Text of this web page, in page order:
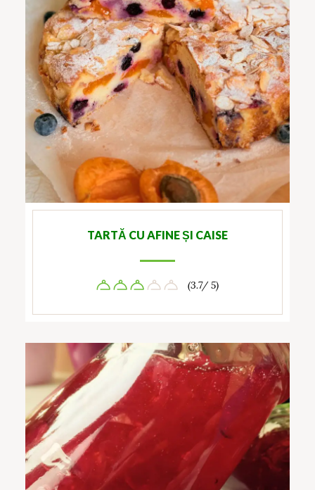
TARTĂ CU AFINE ȘI CAISE
(3.7/ 5)